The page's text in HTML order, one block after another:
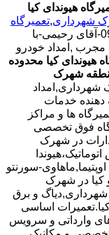
هیوندای کیا
شهرداری,تعمیرگاه
09122430546-آقای رحیمی-با
مجرب ,امداد خودرو
هیوندای کیا محدوده
منطقه شهرک
شهرداری,امداد
دهنده خدمات
ها و مراکز
فوق تخصصی
در شهرک
سورنتو
و کیا در شهرک
و برق
اساسی
وارداتی و سرویس